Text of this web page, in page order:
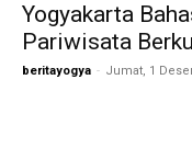
Yogyakarta
Pariwisata
beritayogya - Jumat, 1